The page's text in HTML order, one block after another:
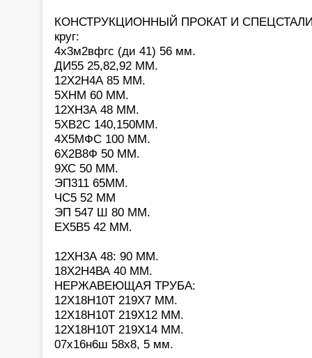
КОНСТРУКЦИОННЫЙ ПРОКАТ И
круг:
4х3м2вфгс (ди 41) 56 мм.
ДИ55 25,82,92 ММ.
12Х2Н4А 85 ММ.
5ХНМ 60 ММ.
12ХН3А 48 ММ.
5ХВ2С 140,150ММ.
4Х5МФС 100 ММ.
6Х2В8Ф 50 ММ.
9ХС 50 ММ.
ЭП311 65ММ.
ЧС5 52 ММ
ЭП 547 Ш 80 ММ.
ЕХ5В5 42 ММ.
12ХН3А 48: 90 ММ.
18Х2Н4ВА 40 ММ.
НЕРЖАВЕЮЩАЯ ТРУБА:
12Х18Н10Т 219Х7 ММ.
12Х18Н10Т 219Х12 ММ.
12Х18Н10Т 219Х14 ММ.
07х16н6ш 58х8, 5 мм.